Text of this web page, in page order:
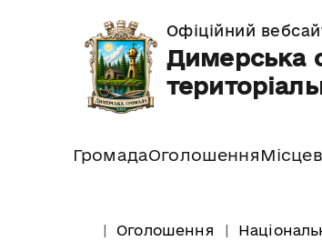
Офіційний
Димерська
ГромадаОголошення
Оголошення